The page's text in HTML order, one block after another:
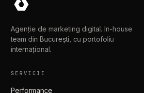
Agenție de marketing digital. In-house
team din București, cu portofoliu
internațional.
SERVICII
Performance